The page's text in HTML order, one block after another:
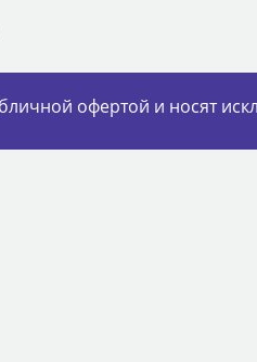
офертой и носят